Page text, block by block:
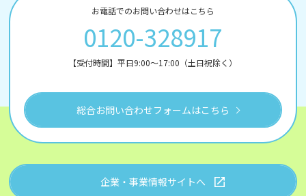
お電話でのお問い合わせはこちら
0120-328917
【受付時間】平日9:00～17:00（土日祝除く）
総合お問い合わせフォームはこちら
企業・事業情報サイトへ